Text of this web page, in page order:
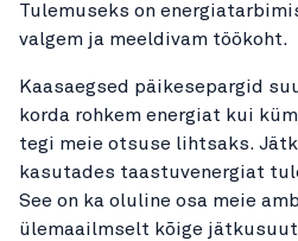
Tulemuseks on
valgem ja meeldivam töökoht.
Kaasaegsed päikesepargid
korda rohkem energiat kui
tegi meie otsuse lihtsaks.
kasutades taastuvenergiat
See on ka oluline osa meie
ülemaailmselt kõige